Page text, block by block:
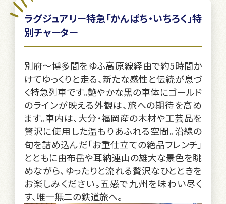
ラグジュアリー特急「かんぱち・いちろく」特
別チャーター
別府～博多間をゆふ高原線経由で約5時間か
けてゆっくりと走る、新たな感性と伝統が息づ
く特急列車です。艶やかな黒の車体にゴールド
のラインが映える外観は、旅への期待を高め
ます。車内は、大分・福岡産の木材や工芸品を
贅沢に使用した温もりあふれる空間。沿線の
旬を詰め込んだ「お重仕立ての絶品フレンチ」
とともに由布岳や耳納連山の雄大な景色を眺
めながら、ゆったりと流れる贅沢なひとときを
お楽しみください。五感で九州を味わい尽く
す、唯一無二の鉄道旅へ。